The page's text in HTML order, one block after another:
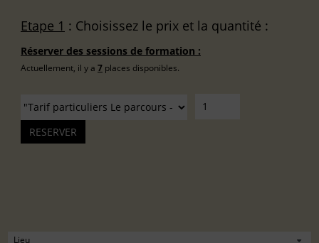
Etape 1 : Choisissez le prix et la quantité :
Réserver des sessions de formation :
Actuellement, il y a 7 places disponibles.